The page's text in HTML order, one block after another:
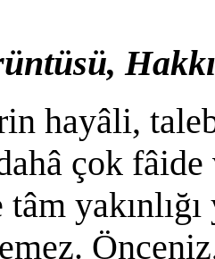
hayâli,
çok